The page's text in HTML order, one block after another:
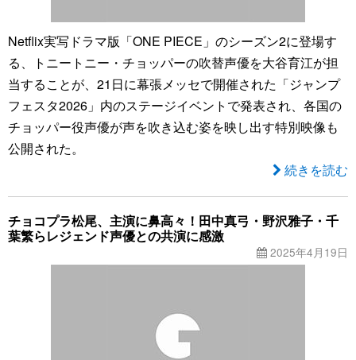
Netflix実写ドラマ版「ONE PIECE」のシーズン2に登場す
る、トニートニー・チョッパーの吹替声優を大谷育江が担
当することが、21日に幕張メッセで開催された「ジャンプ
フェスタ2026」内のステージイベントで発表され、各国の
チョッパー役声優が声を吹き込む姿を映し出す特別映像も
公開された。
続きを読む
チョコプラ松尾、主演に鼻高々！田中真弓・野沢雅子・千
葉繁らレジェンド声優との共演に感激
2025年4月19日